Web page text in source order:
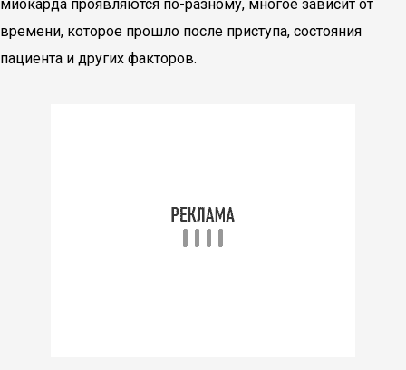
миокарда проявляются по-разному, многое зависит от
времени, которое прошло после приступа, состояния
пациента и других факторов.